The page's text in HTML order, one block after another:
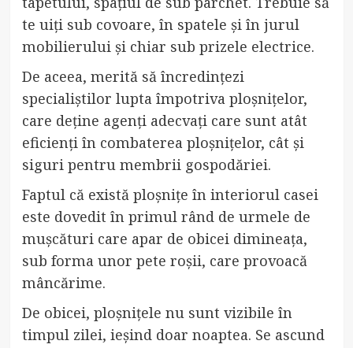
te uiți sub covoare, în spatele și în jurul
mobilierului și chiar sub prizele electrice.
De aceea, merită să încredințezi
specialiștilor lupta împotriva ploșnițelor,
care deține agenți adecvați care sunt atât
eficienți în combaterea ploșnițelor, cât și
siguri pentru membrii gospodăriei.
Faptul că există ploșnițe în interiorul casei
este dovedit în primul rând de urmele de
mușcături care apar de obicei dimineața,
sub forma unor pete roșii, care provoacă
mâncărime.
De obicei, ploșnițele nu sunt vizibile în
timpul zilei, ieșind doar noaptea. Se ascund